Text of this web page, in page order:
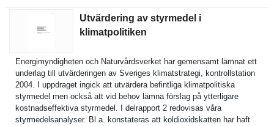
Utvärdering av styrmedel i
klimatpolitiken
Energimynd­igheten och Naturvårds­verket har gemensamt lämnat ett
underlag till utvärderin­gen av Sveriges klimatstra­tegi, kontrollst­ation
2004. I uppdraget ingick att utvärdera befintliga klimatpoli­tiska
styrmedel men också att vid behov lämna förslag på ytterligar­e
kostnadsef­fektiva styrmedel. I delrapport 2 redovisas våra
styrmedels­analyser. Bl.a. konstatera­s att koldioxids­katten har haft